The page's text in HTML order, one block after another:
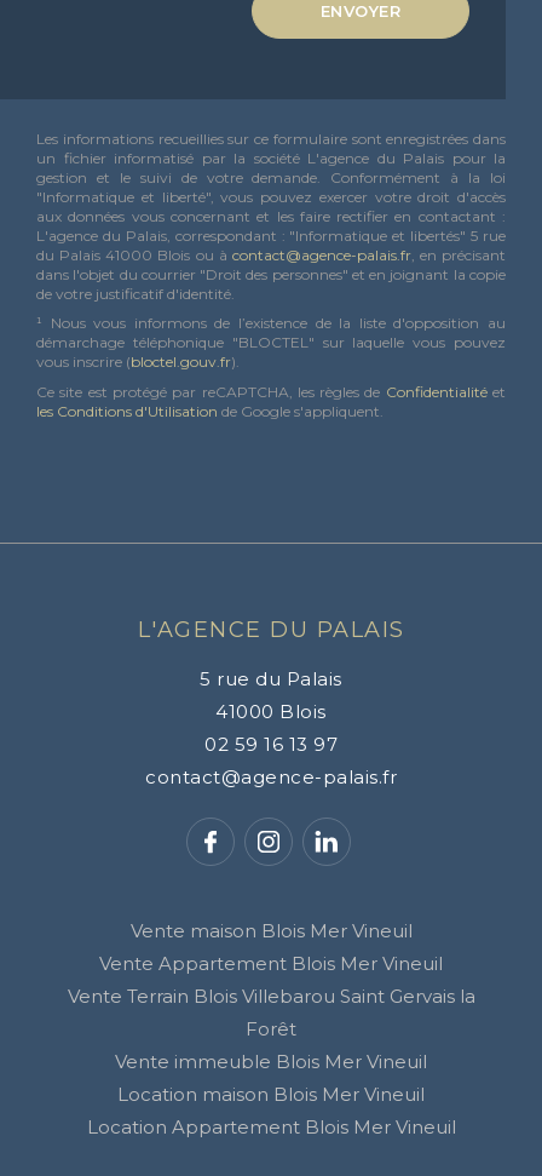
ENVOYER
Les informations recueillies sur ce formulaire sont enregistrées dans
un fichier informatisé par la société L'agence du Palais pour la
gestion et le suivi de votre demande. Conformément à la loi
"Informatique et liberté", vous pouvez exercer votre droit d'accès
aux données vous concernant et les faire rectifier en contactant :
L'agence du Palais, correspondant : "Informatique et libertés" 5 rue
du Palais 41000 Blois ou à contact@agence-palais.fr, en précisant
dans l'objet du courrier "Droit des personnes" et en joignant la copie
de votre justificatif d'identité.
¹ Nous vous informons de l’existence de la liste d'opposition au
démarchage téléphonique "BLOCTEL" sur laquelle vous pouvez
vous inscrire (bloctel.gouv.fr).
Ce site est protégé par reCAPTCHA, les règles de Confidentialitéet
les Conditions d'Utilisation de Google s'appliquent.
L'AGENCE DU PALAIS
5 rue du Palais
41000 Blois
02 59 16 13 97
contact@agence-palais.fr
Vente maison Blois Mer Vineuil
Vente Appartement Blois Mer Vineuil
Vente Terrain Blois Villebarou Saint Gervais la
Forêt
Vente immeuble Blois Mer Vineuil
Location maison Blois Mer Vineuil
Location Appartement Blois Mer Vineuil